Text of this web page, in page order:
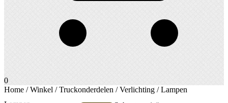
0
Home /Winkel /Truckonderdelen /Verlichting / Lampen